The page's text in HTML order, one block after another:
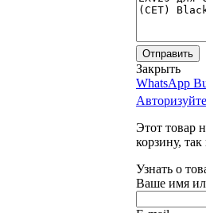
Отправить
Закрыть
WhatsApp
Этот товар
корзину,
Узнать о
Ваше имя